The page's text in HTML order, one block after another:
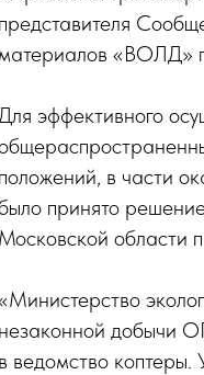
представителя
материалов «ВОЛД»
Для эффективного
положений, в части
принято
Московской области
незаконной добычи
в ведомство коптеры.